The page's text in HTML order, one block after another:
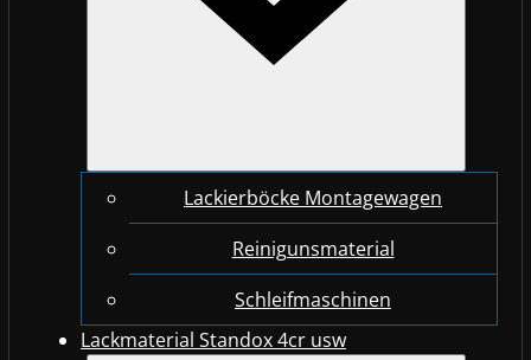
Lackierböcke Montagewagen
Reinigunsmaterial
Schleifmaschinen
Lackmaterial Standox 4cr usw